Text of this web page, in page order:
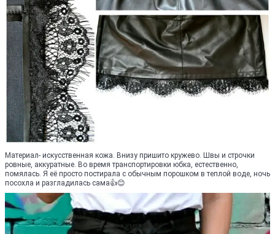
Материал- искусственная кожа. Внизу пришито кружево. Швы и строчки
ровные, аккуратные. Во время транспортировки юбка, естественно,
помялась. Я её просто постирала с обычным порошком в теплой воде, ночь
посохла и разгладилась сама👍😊